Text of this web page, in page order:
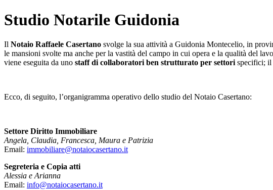
Studio Notarile Guidonia
Il Notaio Raffaele Casertano svolge la sua attività a Guidonia Montecelio, in
le mansioni svolte ma anche per la vastità del campo in cui opera e la qualità del
viene eseguita da uno staff di collaboratori ben strutturato per settori specifici;
Ecco, di seguito, l’organigramma operativo dello studio del Notaio Casertano:
Settore Diritto Immobiliare
Angela, Claudia, Francesca, Maura e Patrizia
Email: immobiliare@notaiocasertano.it
Segreteria e Copia atti
Alessia e Arianna
Email: info@notaiocasertano.it